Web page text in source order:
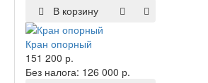
В корзину
Кран опорный
151 200 р.
Без налога: 126 000 р.